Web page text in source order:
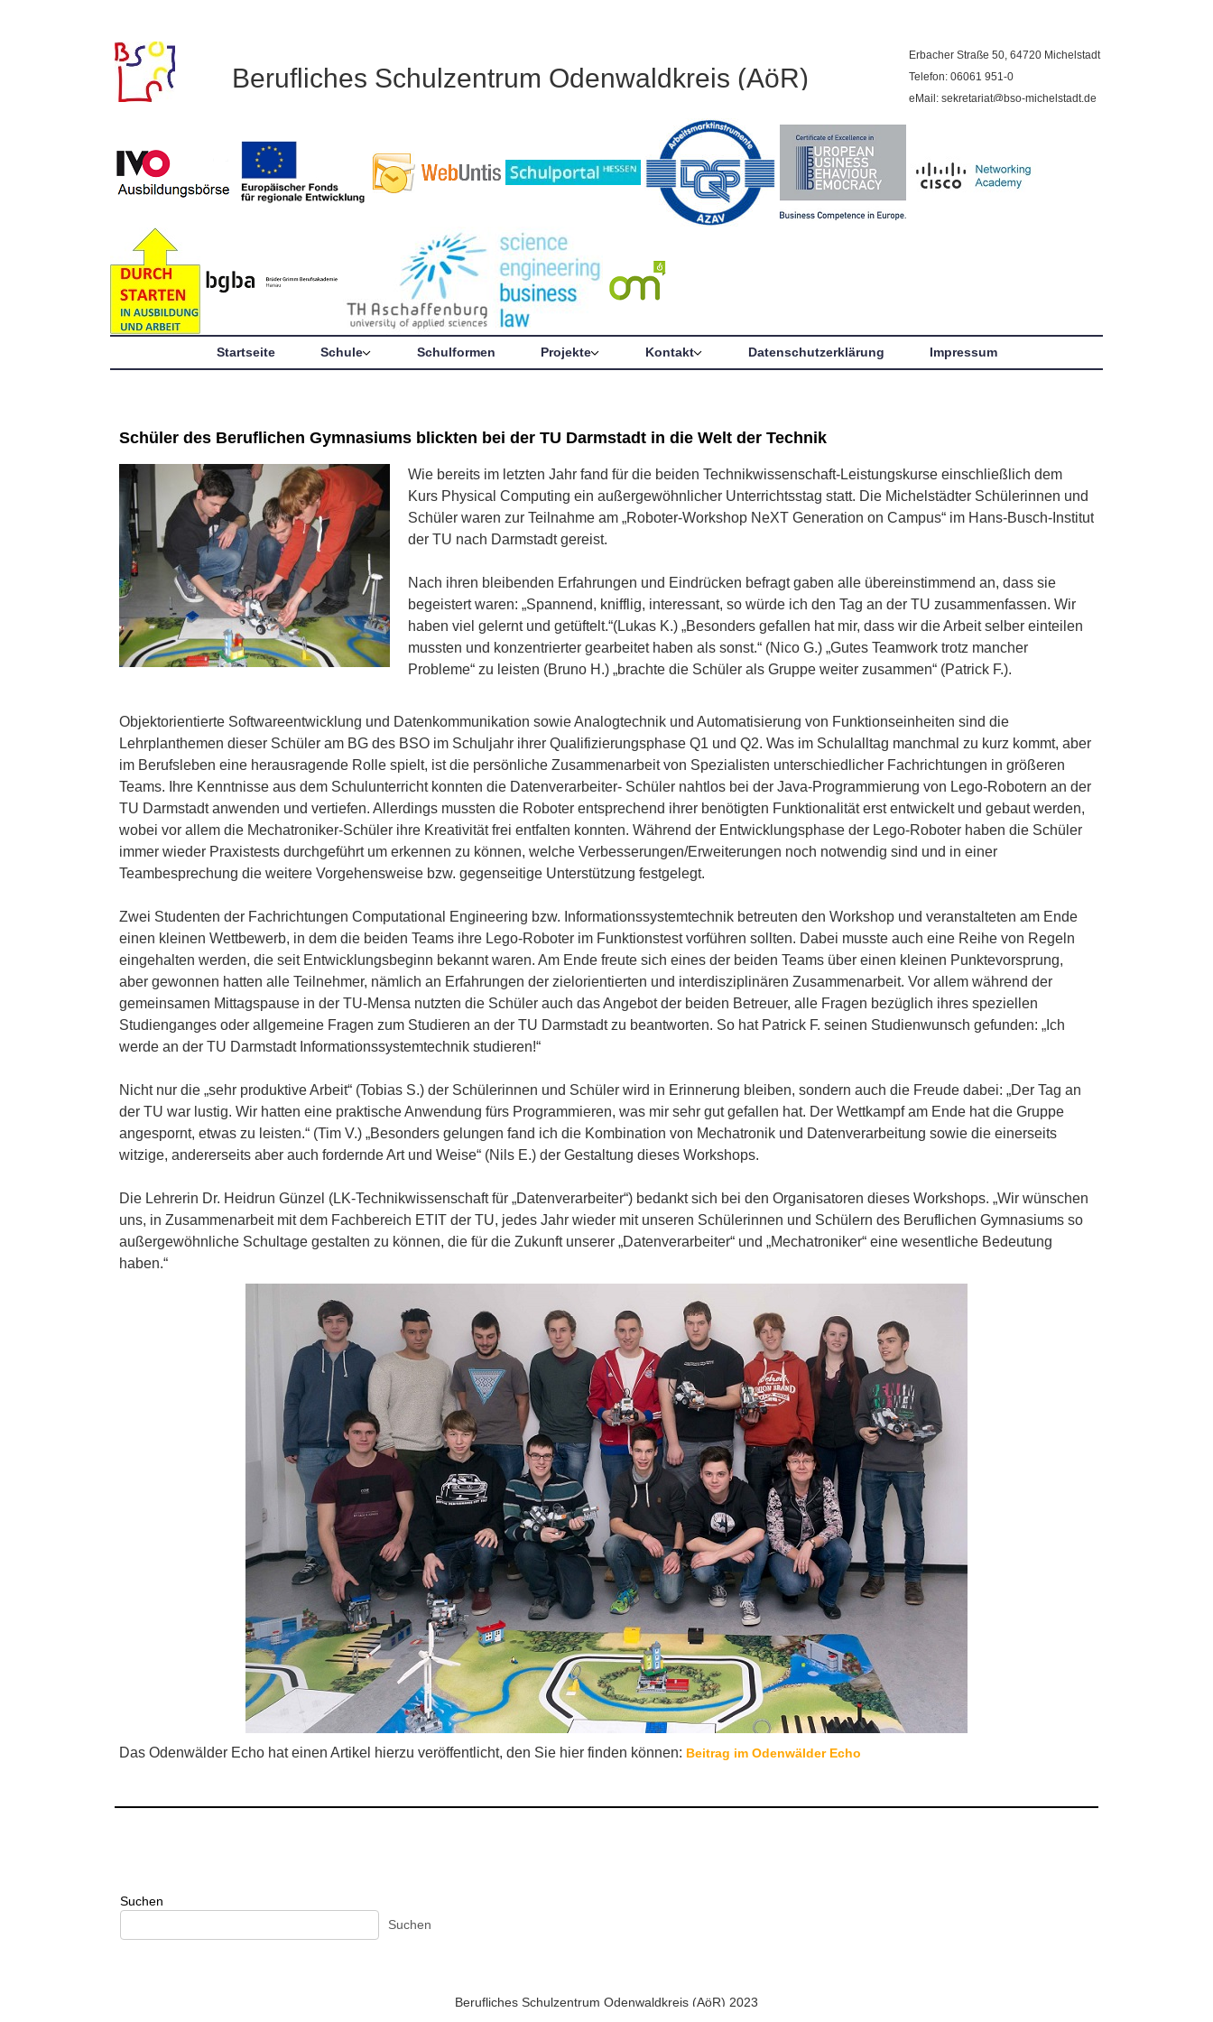
Berufliches Schulzentrum Odenwaldkreis (AöR)
Erbacher Straße 50, 64720 Michelstadt
Telefon: 06061 951-0
eMail: sekretariat@bso-michelstadt.de
Startseite Schule Schulformen Projekte Kontakt Datenschutzerklärung Impressum
Schüler des Beruflichen Gymnasiums blickten bei der TU Darmstadt in die Welt der Technik
Wie bereits im letzten Jahr fand für die beiden Technikwissenschaft-Leistungskurse einschließlich dem
Kurs Physical Computing ein außergewöhnlicher Unterrichtsstag statt. Die Michelstädter Schülerinnen und
Schüler waren zur Teilnahme am „Roboter-Workshop NeXT Generation on Campus“ im Hans-Busch-Institut
der TU nach Darmstadt gereist.
Nach ihren bleibenden Erfahrungen und Eindrücken befragt gaben alle übereinstimmend an, dass sie
begeistert waren: „Spannend, knifflig, interessant, so würde ich den Tag an der TU zusammenfassen. Wir
haben viel gelernt und getüftelt.“(Lukas K.) „Besonders gefallen hat mir, dass wir die Arbeit selber einteilen
mussten und konzentrierter gearbeitet haben als sonst.“ (Nico G.) „Gutes Teamwork trotz mancher
Probleme“ zu leisten (Bruno H.) „brachte die Schüler als Gruppe weiter zusammen“ (Patrick F.).
Objektorientierte Softwareentwicklung und Datenkommunikation sowie Analogtechnik und Automatisierung von Funktionseinheiten sind die
Lehrplanthemen dieser Schüler am BG des BSO im Schuljahr ihrer Qualifizierungsphase Q1 und Q2. Was im Schulalltag manchmal zu kurz kommt, aber
im Berufsleben eine herausragende Rolle spielt, ist die persönliche Zusammenarbeit von Spezialisten unterschiedlicher Fachrichtungen in größeren
Teams. Ihre Kenntnisse aus dem Schulunterricht konnten die Datenverarbeiter- Schüler nahtlos bei der Java-Programmierung von Lego-Robotern an der
TU Darmstadt anwenden und vertiefen. Allerdings mussten die Roboter entsprechend ihrer benötigten Funktionalität erst entwickelt und gebaut werden,
wobei vor allem die Mechatroniker-Schüler ihre Kreativität frei entfalten konnten. Während der Entwicklungsphase der Lego-Roboter haben die Schüler
immer wieder Praxistests durchgeführt um erkennen zu können, welche Verbesserungen/Erweiterungen noch notwendig sind und in einer
Teambesprechung die weitere Vorgehensweise bzw. gegenseitige Unterstützung festgelegt.
Zwei Studenten der Fachrichtungen Computational Engineering bzw. Informationssystemtechnik betreuten den Workshop und veranstalteten am Ende
einen kleinen Wettbewerb, in dem die beiden Teams ihre Lego-Roboter im Funktionstest vorführen sollten. Dabei musste auch eine Reihe von Regeln
eingehalten werden, die seit Entwicklungsbeginn bekannt waren. Am Ende freute sich eines der beiden Teams über einen kleinen Punktevorsprung,
aber gewonnen hatten alle Teilnehmer, nämlich an Erfahrungen der zielorientierten und interdisziplinären Zusammenarbeit. Vor allem während der
gemeinsamen Mittagspause in der TU-Mensa nutzten die Schüler auch das Angebot der beiden Betreuer, alle Fragen bezüglich ihres speziellen
Studienganges oder allgemeine Fragen zum Studieren an der TU Darmstadt zu beantworten. So hat Patrick F. seinen Studienwunsch gefunden: „Ich
werde an der TU Darmstadt Informationssystemtechnik studieren!“
Nicht nur die „sehr produktive Arbeit“ (Tobias S.) der Schülerinnen und Schüler wird in Erinnerung bleiben, sondern auch die Freude dabei: „Der Tag an
der TU war lustig. Wir hatten eine praktische Anwendung fürs Programmieren, was mir sehr gut gefallen hat. Der Wettkampf am Ende hat die Gruppe
angespornt, etwas zu leisten.“ (Tim V.) „Besonders gelungen fand ich die Kombination von Mechatronik und Datenverarbeitung sowie die einerseits
witzige, andererseits aber auch fordernde Art und Weise“ (Nils E.) der Gestaltung dieses Workshops.
Die Lehrerin Dr. Heidrun Günzel (LK-Technikwissenschaft für „Datenverarbeiter“) bedankt sich bei den Organisatoren dieses Workshops. „Wir wünschen
uns, in Zusammenarbeit mit dem Fachbereich ETIT der TU, jedes Jahr wieder mit unseren Schülerinnen und Schülern des Beruflichen Gymnasiums so
außergewöhnliche Schultage gestalten zu können, die für die Zukunft unserer „Datenverarbeiter“ und „Mechatroniker“ eine wesentliche Bedeutung
haben.“
Das Odenwälder Echo hat einen Artikel hierzu veröffentlicht, den Sie hier finden können: Beitrag im Odenwälder Echo
Suchen
Suchen
Berufliches Schulzentrum Odenwaldkreis (AöR) 2023